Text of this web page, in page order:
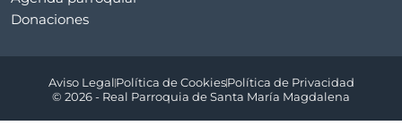
Donaciones
© 2026 - Real Parroquia de Santa María Magdalena
Aviso LegalPolítica de CookiesPolítica de Privacidad